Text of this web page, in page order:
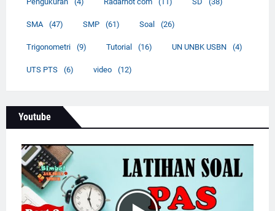
SMA (47) SMP (61) Soal (26)
Trigonometri (9) Tutorial (16) UN UNBK USBN (4)
UTS PTS (6) video (12)
Youtube